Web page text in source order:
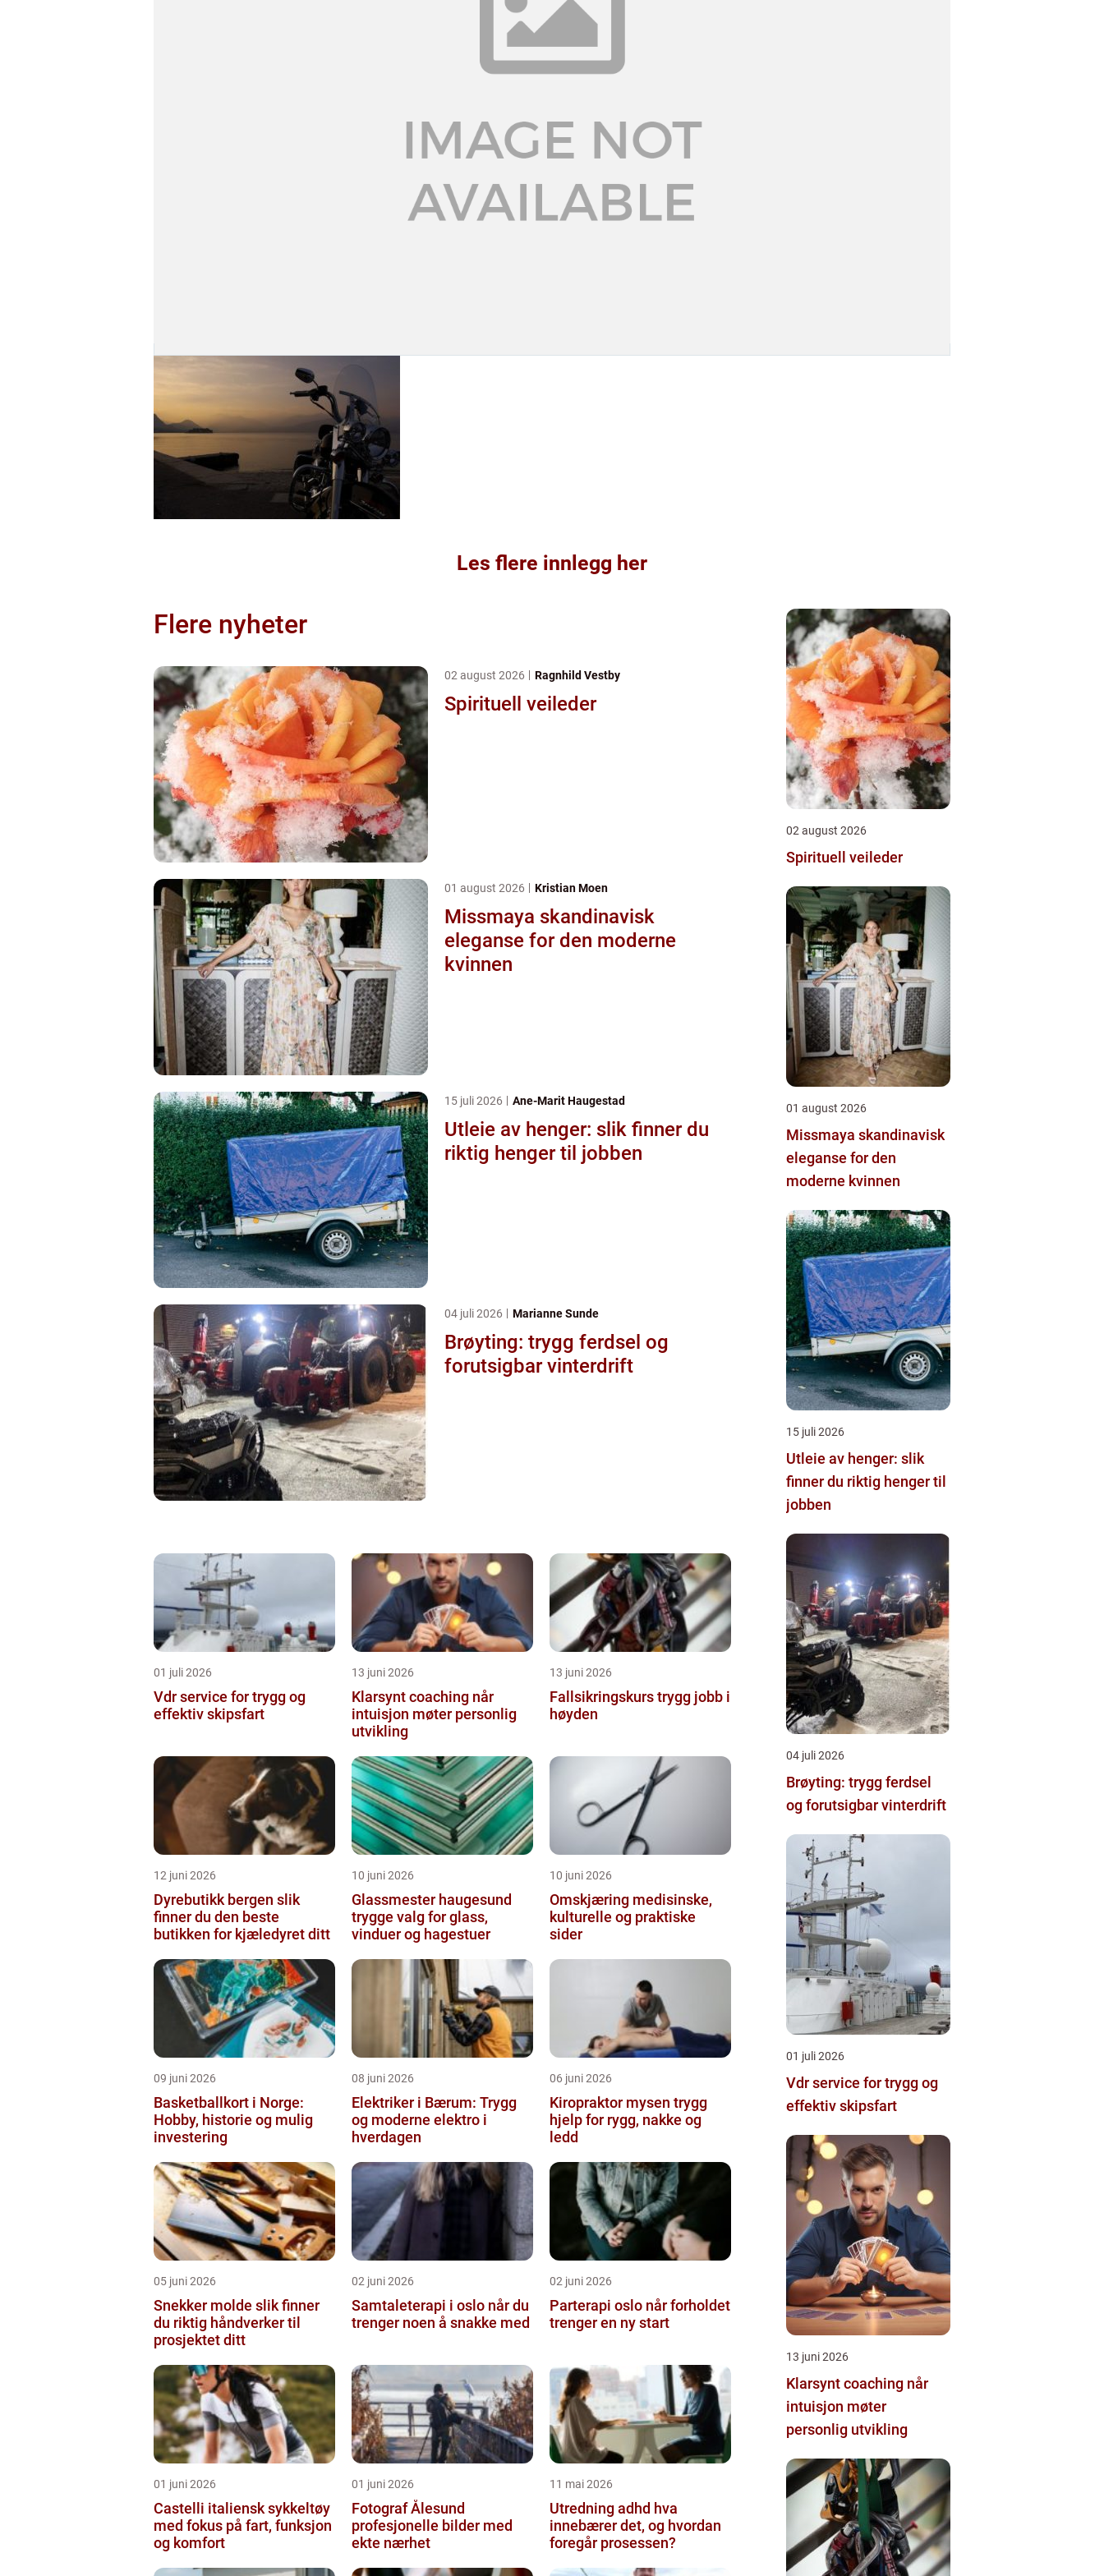
Les flere innlegg her
Flere nyheter
02 august 2026 Ragnhild Vestby
Spirituell veileder
01 august 2026 Kristian Moen
Missmaya skandinavisk
eleganse for den moderne
kvinnen
15 juli 2026 Ane-Marit Haugestad
Utleie av henger: slik finner du
riktig henger til jobben
04 juli 2026 Marianne Sunde
Brøyting: trygg ferdsel og
forutsigbar vinterdrift
01 juli 2026
Vdr service for trygg og
effektiv skipsfart
13 juni 2026
Klarsynt coaching når
intuisjon møter personlig
utvikling
13 juni 2026
Fallsikringskurs trygg jobb i
høyden
12 juni 2026
Dyrebutikk bergen slik
finner du den beste
butikken for kjæledyret ditt
10 juni 2026
Glassmester haugesund
trygge valg for glass,
vinduer og hagestuer
10 juni 2026
Omskjæring medisinske,
kulturelle og praktiske
sider
09 juni 2026
Basketballkort i Norge:
Hobby, historie og mulig
investering
08 juni 2026
Elektriker i Bærum: Trygg
og moderne elektro i
hverdagen
06 juni 2026
Kiropraktor mysen trygg
hjelp for rygg, nakke og
ledd
05 juni 2026
Snekker molde slik finner
du riktig håndverker til
prosjektet ditt
02 juni 2026
Samtaleterapi i oslo når du
trenger noen å snakke med
02 juni 2026
Parterapi oslo når forholdet
trenger en ny start
01 juni 2026
Castelli italiensk sykkeltøy
med fokus på fart, funksjon
og komfort
01 juni 2026
Fotograf Ålesund
profesjonelle bilder med
ekte nærhet
11 mai 2026
Utredning adhd hva
innebærer det, og hvordan
foregår prosessen?
02 august 2026
Spirituell veileder
01 august 2026
Missmaya skandinavisk
eleganse for den
moderne kvinnen
15 juli 2026
Utleie av henger: slik
finner du riktig henger til
jobben
04 juli 2026
Brøyting: trygg ferdsel
og forutsigbar vinterdrift
01 juli 2026
Vdr service for trygg og
effektiv skipsfart
13 juni 2026
Klarsynt coaching når
intuisjon møter
personlig utvikling